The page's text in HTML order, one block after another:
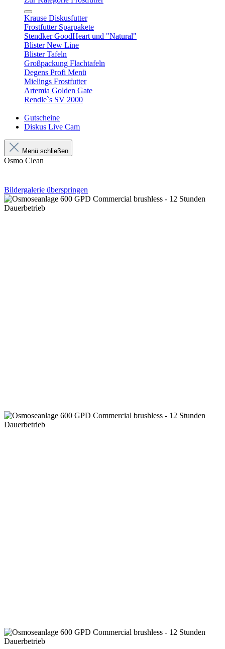
Krause Diskusfutter
Frostfutter Sparpakete
Stendker GoodHeart und "Natural"
Blister New Line
Blister Tafeln
Großpackung Flachtafeln
Degens Profi Menü
Mielings Frostfutter
Artemia Golden Gate
Rendle`s SV 2000
Gutscheine
Diskus Live Cam
Menü schließen
Osmo Clean
Bildergalerie überspringen